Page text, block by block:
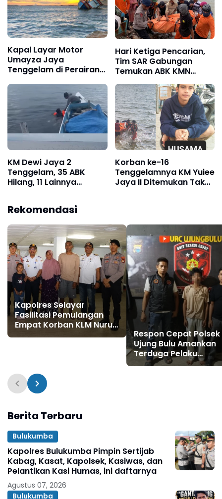
Kapal Layar Motor
Umayza Jaya
Tenggelam di Perairan
Awak Kapal
Hari Ketiga Pencarian,
Tim SAR Gabungan
Temukan ABK KMN
Cahaya Madinah
KM Dewi Jaya 2
Tenggelam, 35 ABK
Hilang, 11 Lainnya
Korban ke-16
Tenggelamnya KM Yuiee
Jaya II Ditemukan Tak
Rekomendasi
Kapolres Selayar
Fasilitasi Pemulangan
Empat Korban KLM Nurul
Salsa ke Pulau Jampea
Respon Cepat Polsek
Ujung Bulu Amankan
Terduga Pelaku
Penyebaran Konten
Berita Terbaru
Bulukumba
Kapolres Bulukumba Pimpin Sertijab
Kabag, Kasat, Kapolsek, Kasiwas, dan
Pelantikan Kasi Humas, ini daftarnya
Agustus 07, 2026
Bulukumba